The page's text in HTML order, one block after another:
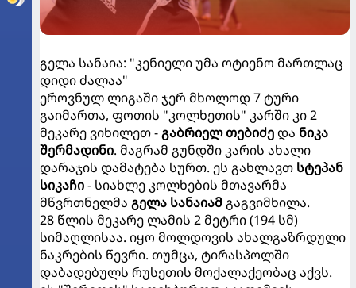
გელა სანაია: "კენიელი უმა ოტიენო მართლაც
დიდი ძალაა"
ეროვნულ ლიგაში ჯერ მხოლოდ 7 ტური
გაიმართა, ფოთის "კოლხეთის" კარში კი 2
მეკარე ვიხილეთ -გაბრიელ თებიძედა ნიკა
შერმადინი. მაგრამ გუნდში კარის ახალი
დარაჯის დამატება სურთ. ეს გახლავთ სტეპან
სიკაჩი- სიახლე კოლხების მთავარმა
მწვრთნელმა გელა სანაიამგაგვიმხილა.
28 წლის მეკარე ლამის 2 მეტრი (194 სმ)
სიმაღლისაა. იყო მოლდოვის ახალგაზრდული
ნაკრების წევრი. თუმცა, ტირასპოლში
დაბადებულს რუსეთის მოქალაქეობაც აქვს.